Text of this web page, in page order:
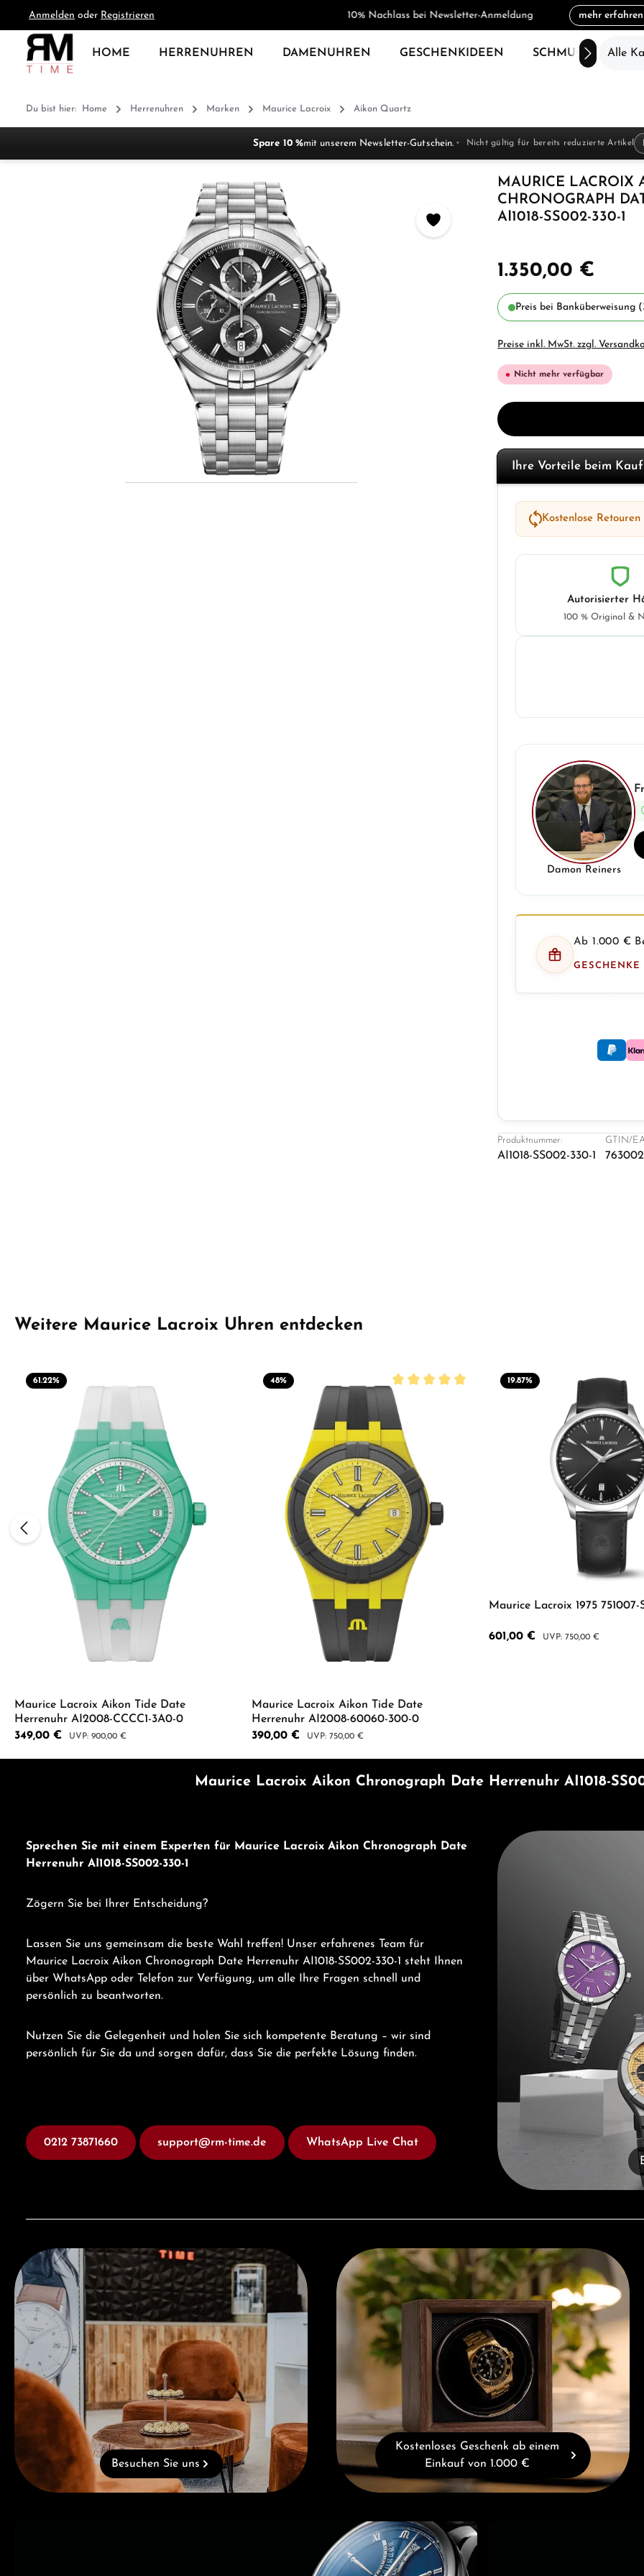
Zur Hauptnavigation springen
Anmelden oder Registrieren 10% Nachlass bei Newsletter-Anmeldung mehr erfahren
HOME HERRENUHREN DAMENUHREN GESCHENKIDEEN SCHMUCK Alle
Du bist hier: Home Herrenuhren Marken Maurice Lacroix Aikon Quartz
Spare 10 %mit unserem Newsletter-Gutschein. Nicht gültig für bereits reduzierte Artikel
MAURICE LACROIX
CHRONOGRAPH
AI1018-SS002-330-1
1.350,00 €
Preis bei Banküberweisung
Preise inkl. MwSt. zzgl.
Nicht mehr verfügbar
Ihre Vorteile beim
Kostenlose
Autorisierter
100 % Original &
Damon Reiners
Ab 1.000 €
GESCHENKE
Produktnummer:
AI1018-SS002-330-1
GTIN/
Produktgalerie überspringen
Weitere Maurice Lacroix Uhren entdecken
61.22%
Maurice Lacroix Aikon Tide Date
Herrenuhr AI2008-CCCC1-3A0-0
Verkaufspreis:
349,00 € Regulärer Preis:
900,00 €
Produkt Anzahl: Gib den gewünschten Wert ein oder benutze die
48%
Durchschnittliche Bewertung von 5 von 5 Sternen
Maurice Lacroix Aikon Tide Date
Herrenuhr AI2008-60060-300-0
Verkaufspreis:
390,00 € Regulärer Preis:
750,00 €
Produkt Anzahl: Gib den gewünschten Wert ein
19.87%
Maurice Lacroix 1975 751007-
Verkaufspreis:
601,00 € Regulärer Preis:
750,00 €
Maurice Lacroix Aikon Chronograph Date Herrenuhr AI1018-
Sprechen Sie mit einem Experten für Maurice Lacroix Aikon Chronograph Date
Herrenuhr AI1018-SS002-330-1
Zögern Sie bei Ihrer Entscheidung?
Lassen Sie uns gemeinsam die beste Wahl treffen! Unser erfahrenes Team für
Maurice Lacroix Aikon Chronograph Date Herrenuhr AI1018-SS002-330-1 steht Ihnen
über WhatsApp oder Telefon zur Verfügung, um alle Ihre Fragen schnell und
persönlich zu beantworten.
Nutzen Sie die Gelegenheit und holen Sie sich kompetente Beratung – wir sind
persönlich für Sie da und sorgen dafür, dass Sie die perfekte Lösung finden.
0212 73871660 support@rm-time.de WhatsApp Live Chat
Entdecken Sie Maurice
Besuchen Sie uns
Besuchen Sie uns
Kostenloses Geschenk ab einem Einkauf von 1.000 €
Kostenloses Geschenk ab einem
Einkauf von 1.000 €